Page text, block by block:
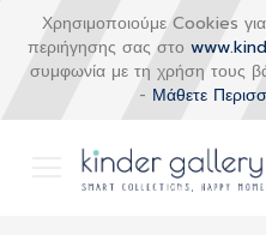
Χρησιμοποιούμε Cookies
περιήγησης σας στο
συμφωνία με τη χρήση τους
- Μάθετε